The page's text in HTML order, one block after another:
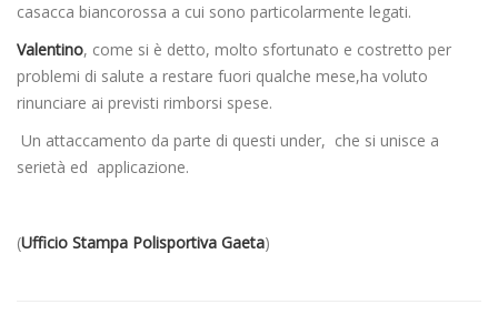
casacca biancorossa a cui sono particolarmente legati.
Valentino, come si è detto, molto sfortunato e costretto per
problemi di salute a restare fuori qualche mese,ha voluto
rinunciare ai previsti rimborsi spese.
Un attaccamento da parte di questi under, che si unisce a
serietà ed applicazione.
(Ufficio Stampa Polisportiva Gaeta)